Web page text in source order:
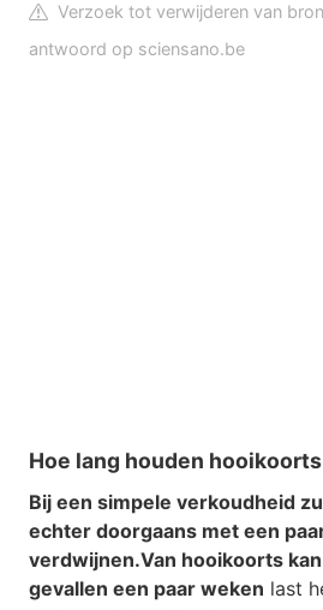
Verzoek tot verwijderen van bron
antwoord op sciensano.be
Hoe lang houden
Bij een simpele verkoudheid
echter doorgaans met een
verdwijnen.Van hooikoorts
gevallen een paar weken last